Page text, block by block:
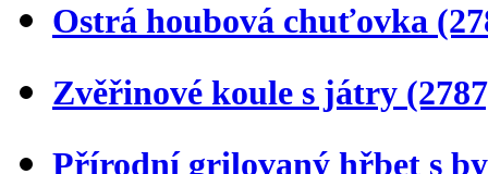
Ostrá houbová chuťovka
Zvěřinové koule s játry
Přírodní grilovaný hřbet s